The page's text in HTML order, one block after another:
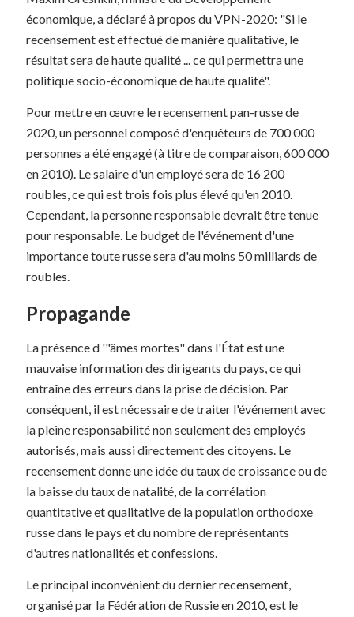
économique, a déclaré à propos du VPN-2020: "Si le
recensement est effectué de manière qualitative, le
résultat sera de haute qualité ... ce qui permettra une
politique socio-économique de haute qualité".
Pour mettre en œuvre le recensement pan-russe de
2020, un personnel composé d'enquêteurs de 700 000
personnes a été engagé (à titre de comparaison, 600 000
en 2010). Le salaire d'un employé sera de 16 200
roubles, ce qui est trois fois plus élevé qu'en 2010.
Cependant, la personne responsable devrait être tenue
pour responsable. Le budget de l'événement d'une
importance toute russe sera d'au moins 50 milliards de
roubles.
Propagande
La présence d '"âmes mortes" dans l'État est une
mauvaise information des dirigeants du pays, ce qui
entraîne des erreurs dans la prise de décision. Par
conséquent, il est nécessaire de traiter l'événement avec
la pleine responsabilité non seulement des employés
autorisés, mais aussi directement des citoyens. Le
recensement donne une idée du taux de croissance ou de
la baisse du taux de natalité, de la corrélation
quantitative et qualitative de la population orthodoxe
russe dans le pays et du nombre de représentants
d'autres nationalités et confessions.
Le principal inconvénient du dernier recensement,
organisé par la Fédération de Russie en 2010, est le